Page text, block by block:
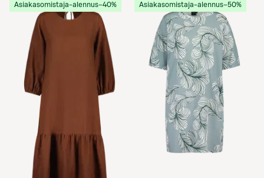
Asiakasomistaja-alennus−40% Asiakasomistaja-alennus−50%